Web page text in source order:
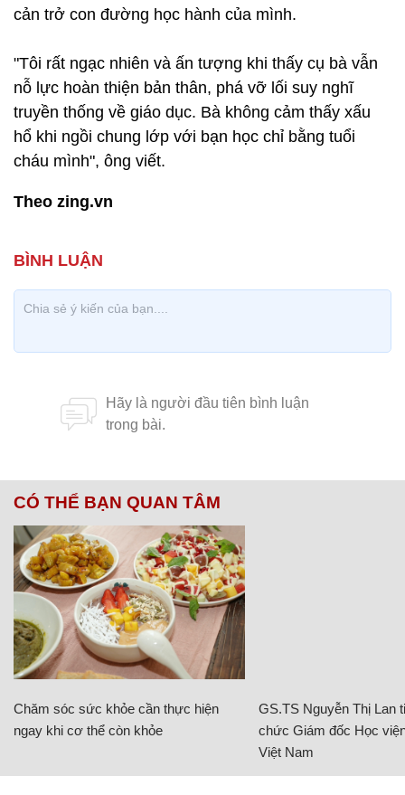
cản trở con đường học hành của mình.
"Tôi rất ngạc nhiên và ấn tượng khi thấy cụ bà vẫn
nỗ lực hoàn thiện bản thân, phá vỡ lối suy nghĩ
truyền thống về giáo dục. Bà không cảm thấy xấu
hổ khi ngồi chung lớp với bạn học chỉ bằng tuổi
cháu mình", ông viết.
Theo zing.vn
CÓ THỂ BẠN QUAN TÂM
Chăm sóc sức khỏe cần thực hiện
ngay khi cơ thể còn khỏe
GS.TS Nguyễn Thị Lan
chức Giám đốc Học
Việt Nam